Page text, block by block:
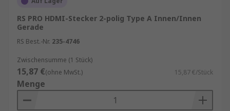
RS PRO HDMI-Stecker 2-polig Type A Innen/Innen
Gerade
RS Best.-Nr. 235-4746
Zwischensumme (1 Stück)
15,87 €(ohne MwSt.) 15,87 €/Stück
Menge